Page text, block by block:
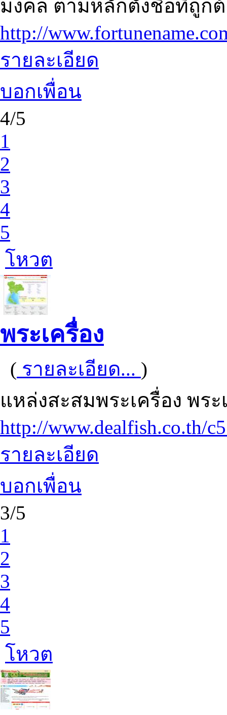
มงคล ตามหลักตั้งชื่อที่ถูกต้
http://
รายละเอียด
บอกเพื่อน
4/5
1
2
3
4
5
โหวต
พระเครื่อง
( รายละเอียด... )
แหล่งสะสมพระเครื่อง พร
http://www.dealfish.co.th/
รายละเอียด
บอกเพื่อน
3/5
1
2
3
4
5
โหวต